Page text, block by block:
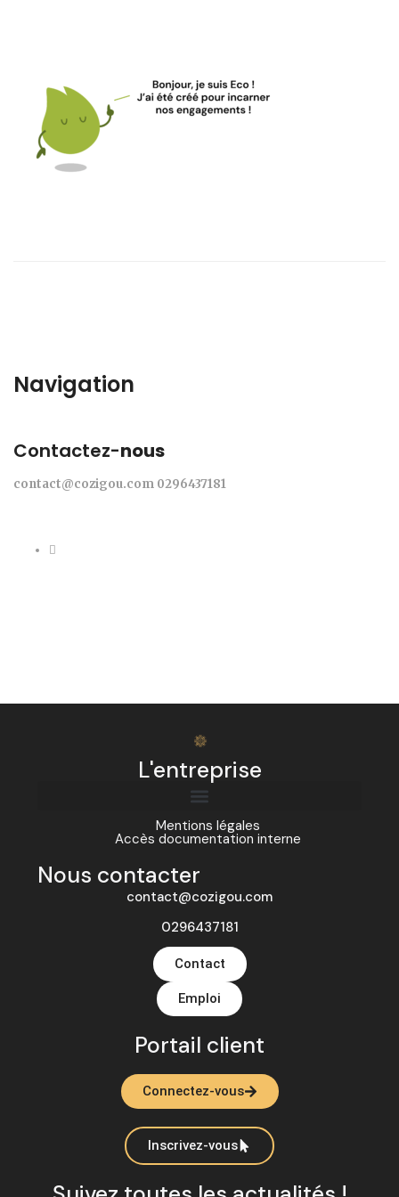
Navigation
Contactez-nous
contact@cozigou.com 0296437181
L'entreprise
Mentions légales
Accès documentation interne
Nous contacter
contact@cozigou.com
0296437181
Contact
Emploi
Portail client
Connectez-vous
Inscrivez-vous